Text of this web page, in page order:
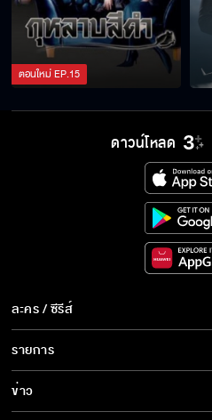
ตอนใหม่EP.15
ดาวน์โหลด
ละคร / ซีรีส์
ละคร/ซีรีส์
ซีรีส์นานาชาติ
การ์ตูน & เกม
รายการ
รายการทั้งหมด
ข่าว